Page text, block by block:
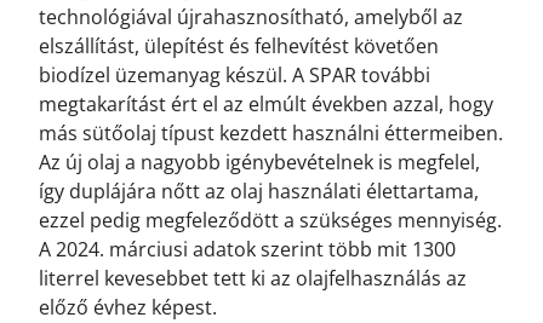
technológiával újrahasznosítható, amelyből az
elszállítást, ülepítést és felhevítést követően
biodízel üzemanyag készül. A SPAR további
megtakarítást ért el az elmúlt években azzal, hogy
más sütőolaj típust kezdett használni éttermeiben.
Az új olaj a nagyobb igénybevételnek is megfelel,
így duplájára nőtt az olaj használati élettartama,
ezzel pedig megfeleződött a szükséges mennyiség.
A 2024. márciusi adatok szerint több mit 1300
literrel kevesebbet tett ki az olajfelhasználás az
előző évhez képest.